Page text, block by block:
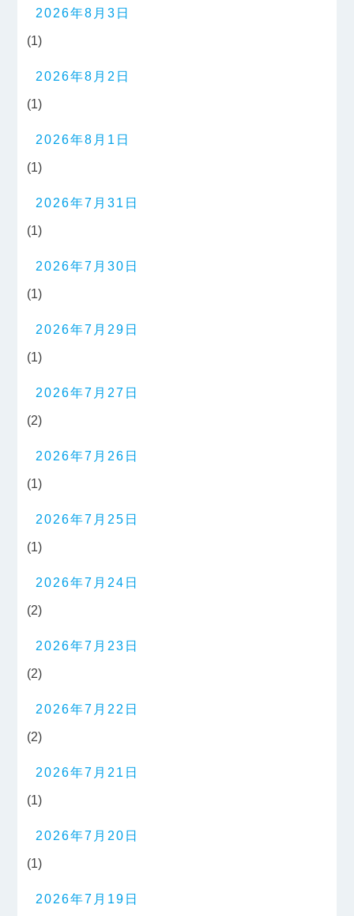
2026年8月3日
(1)
2026年8月2日
(1)
2026年8月1日
(1)
2026年7月31日
(1)
2026年7月30日
(1)
2026年7月29日
(1)
2026年7月27日
(2)
2026年7月26日
(1)
2026年7月25日
(1)
2026年7月24日
(2)
2026年7月23日
(2)
2026年7月22日
(2)
2026年7月21日
(1)
2026年7月20日
(1)
2026年7月19日